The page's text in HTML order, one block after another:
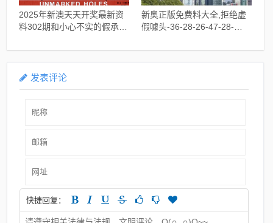
2025年新澳天天开奖最新资
料302期和小心不实的假承诺
新奥正版免费料大全,拒绝虚
假噱头-36-28-26-47-28-
发表评论
快捷回复：